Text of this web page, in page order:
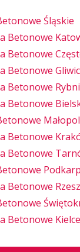
Śląskie
Betonowe
Betonowe
Betonowe
Betonowe
Betonowe
Betonowe
Betonowe
Betonowe
Betonowe Kielce